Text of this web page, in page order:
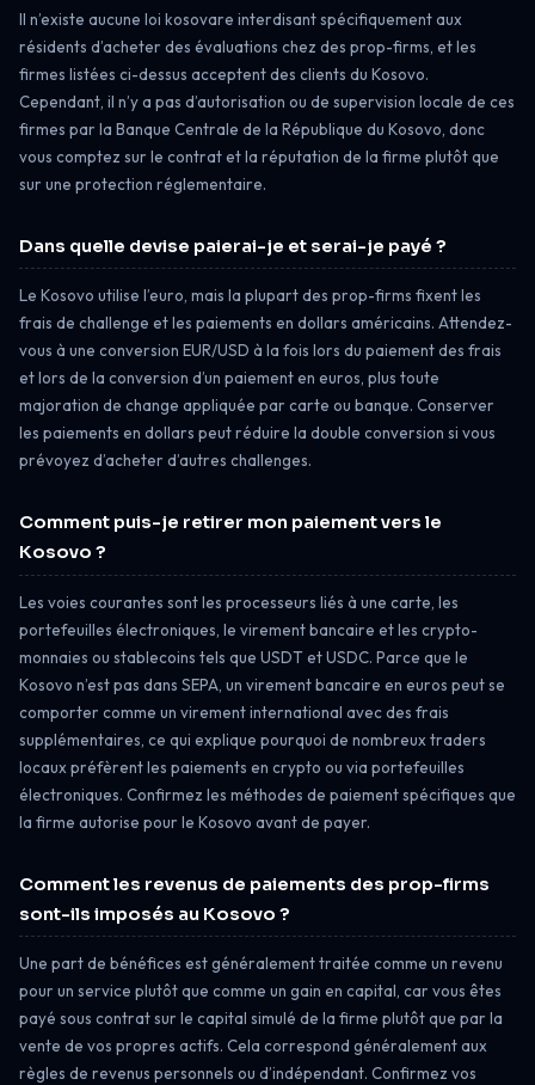
Il n’existe aucune loi kosovare interdisant spécifiquement aux
résidents d’acheter des évaluations chez des prop-firms, et les
firmes listées ci-dessus acceptent des clients du Kosovo.
Cependant, il n’y a pas d’autorisation ou de supervision locale de ces
firmes par la Banque Centrale de la République du Kosovo, donc
vous comptez sur le contrat et la réputation de la firme plutôt que
sur une protection réglementaire.
Dans quelle devise paierai-je et serai-je payé ?
Le Kosovo utilise l’euro, mais la plupart des prop-firms fixent les
frais de challenge et les paiements en dollars américains. Attendez-
vous à une conversion EUR/USD à la fois lors du paiement des frais
et lors de la conversion d’un paiement en euros, plus toute
majoration de change appliquée par carte ou banque. Conserver
les paiements en dollars peut réduire la double conversion si vous
prévoyez d’acheter d’autres challenges.
Comment puis-je retirer mon paiement vers le
Kosovo ?
Les voies courantes sont les processeurs liés à une carte, les
portefeuilles électroniques, le virement bancaire et les crypto-
monnaies ou stablecoins tels que USDT et USDC. Parce que le
Kosovo n’est pas dans SEPA, un virement bancaire en euros peut se
comporter comme un virement international avec des frais
supplémentaires, ce qui explique pourquoi de nombreux traders
locaux préfèrent les paiements en crypto ou via portefeuilles
électroniques. Confirmez les méthodes de paiement spécifiques que
la firme autorise pour le Kosovo avant de payer.
Comment les revenus de paiements des prop-firms
sont-ils imposés au Kosovo ?
Une part de bénéfices est généralement traitée comme un revenu
pour un service plutôt que comme un gain en capital, car vous êtes
payé sous contrat sur le capital simulé de la firme plutôt que par la
vente de vos propres actifs. Cela correspond généralement aux
règles de revenus personnels ou d’indépendant. Confirmez vos